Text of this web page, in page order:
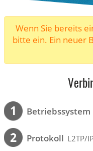
Wenn Sie bereits
bitte ein. Ein neuer
1 Betriebssystem
2 Protokoll L2TP/